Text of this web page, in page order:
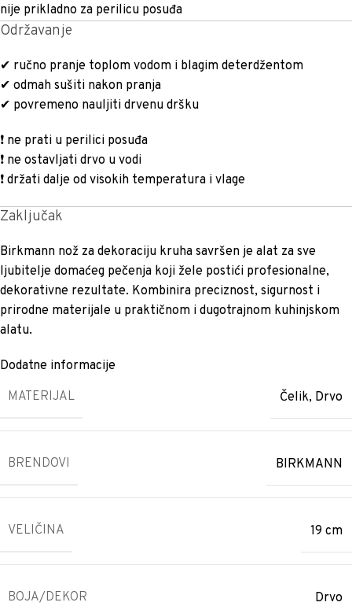
nije prikladno za perilicu posuđa
Održavanje
✔ ručno pranje toplom vodom i blagim deterdžentom
✔ odmah sušiti nakon pranja
✔ povremeno nauljiti drvenu dršku
❗ ne prati u perilici posuđa
❗ ne ostavljati drvo u vodi
❗ držati dalje od visokih temperatura i vlage
Zaključak
Birkmann nož za dekoraciju kruha savršen je alat za sve
ljubitelje domaćeg pečenja koji žele postići profesionalne,
dekorativne rezultate. Kombinira preciznost, sigurnost i
prirodne materijale u praktičnom i dugotrajnom kuhinjskom
alatu.
Dodatne informacije
MATERIJAL
Čelik, Drvo
BRENDOVI BIRKMANN
VELIČINA 19 cm
BOJA/DEKOR
Drvo